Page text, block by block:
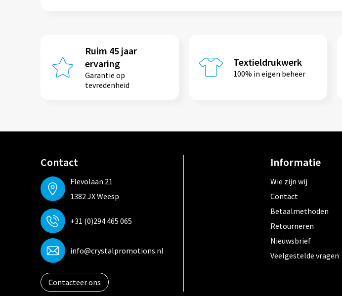
Ruim 45 jaar
ervaring
Garantie op
tevredenheid
Textieldrukwerk
100% in eigen beheer
Contact
Flevolaan 21
1382 JX Weesp
+31 (0)294 465 065
info@crystalpromotions.nl
Contacteer ons
Informatie
Wie zijn wij
Contact
Betaalmethoden
Retourneren
Nieuwsbrief
Veelgestelde vragen